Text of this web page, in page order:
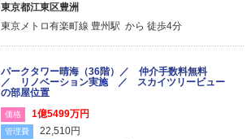
東京都江東区豊洲
東京メトロ有楽町線 豊州駅 から 徒歩4分
パークタワー晴海（36階）／ 仲介手数料無料
／ リノベーション実施 ／ スカイツリービュー
の部屋位置
価格 1億5499万円
管理費 22,510円